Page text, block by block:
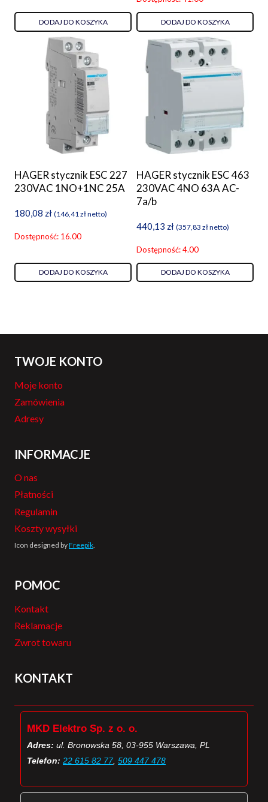
DODAJ DO KOSZYKA DODAJ DO KOSZYKA
HAGER stycznik ESC 227
230VAC 1NO+1NC 25A
180,08 zł (146,41 złnetto)
Dostępność: 16.00
DODAJ DO KOSZYKA
HAGER stycznik ESC 463
230VAC 4NO 63A AC-
7a/b
440,13 zł (357,83 złnetto)
Dostępność: 4.00
DODAJ DO KOSZYKA
TWOJE KONTO
Moje konto
Zamówienia
Adresy
INFORMACJE
O nas
Płatności
Regulamin
Koszty wysyłki
Icon designed byFreepik.
POMOC
Kontakt
Reklamacje
Zwrot towaru
KONTAKT
MKD Elektro Sp. z o. o.
Adres: ul. Bronowska 58, 03-955 Warszawa, PL
Telefon: 22 615 82 77, 509 447 478